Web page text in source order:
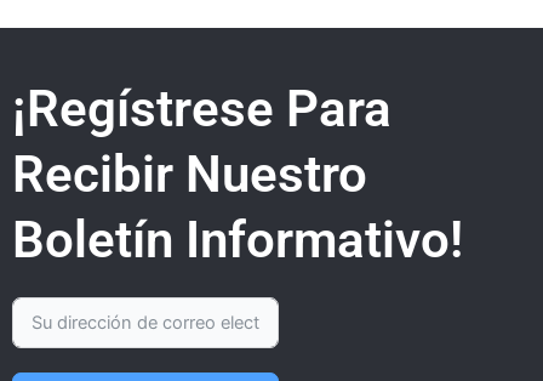
¡Regístrese Para
Recibir Nuestro
Boletín Informativo!